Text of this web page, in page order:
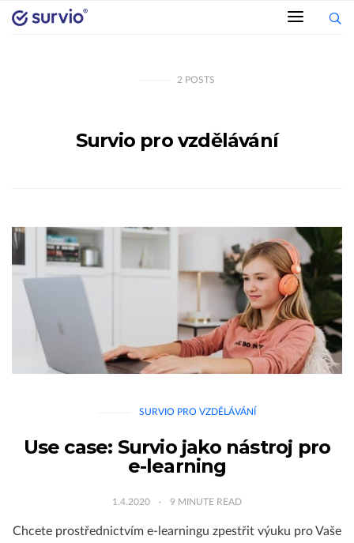
2 POSTS
Survio pro vzdělávání
SURVIO PRO VZDĚLÁVÁNÍ
Use case: Survio jako nástroj pro
e-learning
1.4.2020 9 MINUTE READ
Chcete prostřednictvím e-learningu zpestřit výuku pro Vaše